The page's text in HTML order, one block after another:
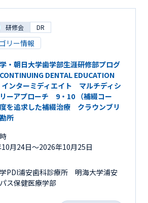
研修会 DR
リー情報
・朝日大学歯学部生涯研修部プログ
DENTAL EDUCATION
ンターミディエイト マルチディシ
ーアプローチ 9・10 （補綴コー
を追求した補綴治療 クラウンブリ
所
月24日〜2026年10月25日
PDI浦安歯科診療所 明海大学浦安
ス保健医療学部